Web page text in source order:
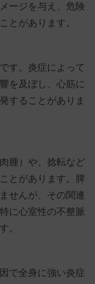
ージを与え、危険
とがあります。
す。炎症によって
を及ぼし、心筋に
することがありま
腫）や、捻転など
とがあります。脾
せんが、その関連
に心室性の不整脈
。
で全身に強い炎症